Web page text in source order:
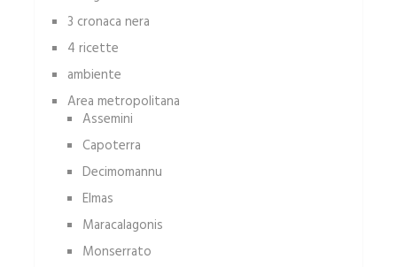
3 cronaca nera
4 ricette
ambiente
Area metropolitana
Assemini
Capoterra
Decimomannu
Elmas
Maracalagonis
Monserrato